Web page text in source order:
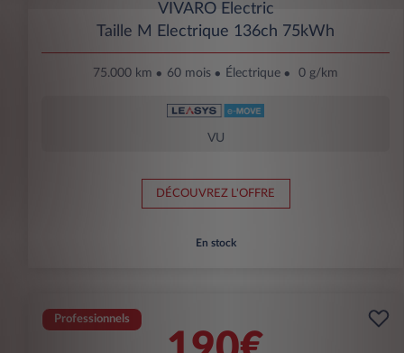
VIVARO Electric
Taille M Electrique 136ch 75kWh
75.000 km 60 mois Électrique 0 g/km
VU
DÉCOUVREZ L'OFFRE
En stock
Professionnels